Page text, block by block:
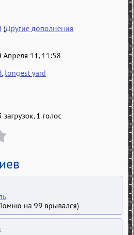
(Другие дополнения
Апреля 11, 11:58
, longest yard
1 голос
на 99 врывался)